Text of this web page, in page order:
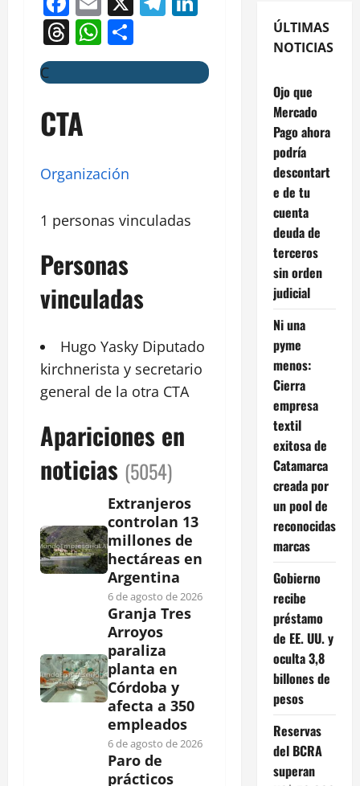
Threads
WhatsApp
C
CTA
Organización
1 personas vinculadas
Personas
vinculadas
Hugo Yasky Diputado
kirchnerista y secretario
general de la otra CTA
Apariciones en
noticias (5054)
Extranjeros
controlan 13
millones de
hectáreas en
Argentina
6 de agosto de 2026
Granja Tres
Arroyos
paraliza
planta en
Córdoba y
afecta a 350
empleados
6 de agosto de 2026
Paro de
prácticos
ÚLTIMAS
NOTICIAS
Ojo que
Mercado
Pago ahora
podría
descontart
e de tu
cuenta
deuda de
terceros
sin orden
judicial
Ni una
pyme
menos:
Cierra
empresa
textil
exitosa de
Catamarca
creada por
un pool de
reconocidas
marcas
Gobierno
recibe
préstamo
de EE. UU. y
oculta 3,8
billones de
pesos
Reservas
del BCRA
superan